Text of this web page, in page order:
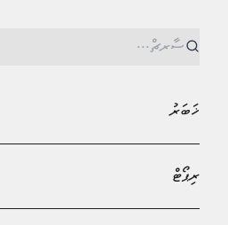
ޚަބަރު
ރިޕޯޓް